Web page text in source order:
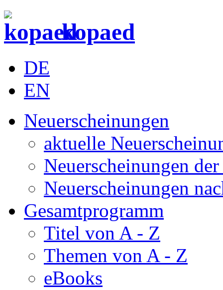
kopaed
DE
EN
Neuerscheinungen
aktuelle
Neuerscheinungen
Neuerscheinungen
Gesamtprogramm
Titel von A - Z
Themen von A - Z
eBooks